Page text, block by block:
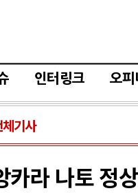
인터링크 오피
기사
카라 나토 정